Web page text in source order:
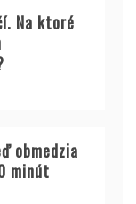
Na ktoré
obmedzia
minút